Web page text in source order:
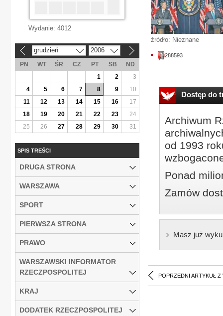
źródło: Nieznane
288593
Dostęp do
Archiwum
od 1993
Ponad
Zamów
Masz już
POPRZEDNI ARTYKUŁ Z
Wydanie: 4012
grudzień 2006
PN WT ŚR CZ PT SB
ND
1
2
3
4
5 6 7 8 9
10
11
12 13 14 15 16
17
18
19 20 21 22 23
24
25
26 27 28 29 30 31
SPIS TREŚCI
DRUGA STRONA
WARSZAWA
SPORT
PIERWSZA STRONA
PRAWO
WARSZAWSKI INFORMATOR
RZECZPOSPOLITEJ
KRAJ
DODATEK RZECZPOSPOLITEJ